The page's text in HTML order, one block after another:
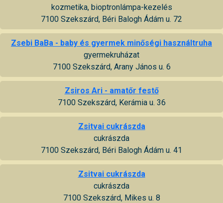
kozmetika, bioptronlámpa-kezelés
7100 Szekszárd, Béri Balogh Ádám u. 72
Zsebi BaBa - baby és gyermek minőségi használtruha
gyermekruházat
7100 Szekszárd, Arany János u. 6
Zsiros Ari - amatőr festő
7100 Szekszárd, Kerámia u. 36
Zsitvai cukrászda
cukrászda
7100 Szekszárd, Béri Balogh Ádám u. 41
Zsitvai cukrászda
cukrászda
7100 Szekszárd, Mikes u. 8